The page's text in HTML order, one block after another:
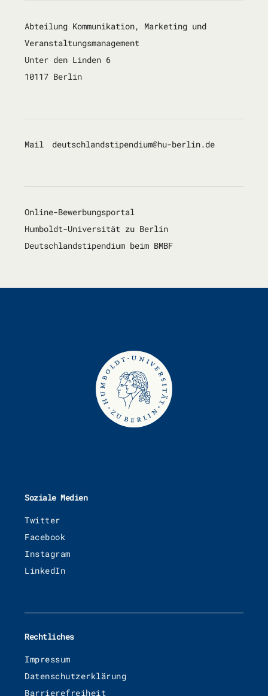
Abteilung Kommunikation, Marketing und
Veranstaltungsmanagement
Unter den Linden 6
10117 Berlin
Mail deutsch­land­sti­pen­di­um@hu-ber­lin.de
Online-Bewerbungsportal
Humboldt-Universität zu Berlin
Deutschlandstipendium beim BMBF
Soziale Medien
Twitter
Facebook
Instagram
LinkedIn
Rechtliches
Impressum
Datenschutzerklärung
Barrierefreiheit